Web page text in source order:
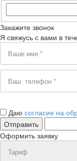
Закажите звонок
Я свяжусь с вами в
Даю согласие на
Оформить заявку